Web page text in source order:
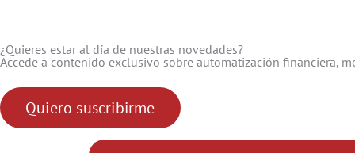
¿Quieres estar al día de nuestras novedades?
Accede a contenido exclusivo sobre automatización financiera,
Quiero suscribirme